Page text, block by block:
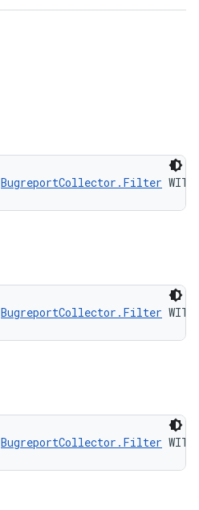
BugreportCollector.Filter
BugreportCollector.Filter
BugreportCollector.Filter